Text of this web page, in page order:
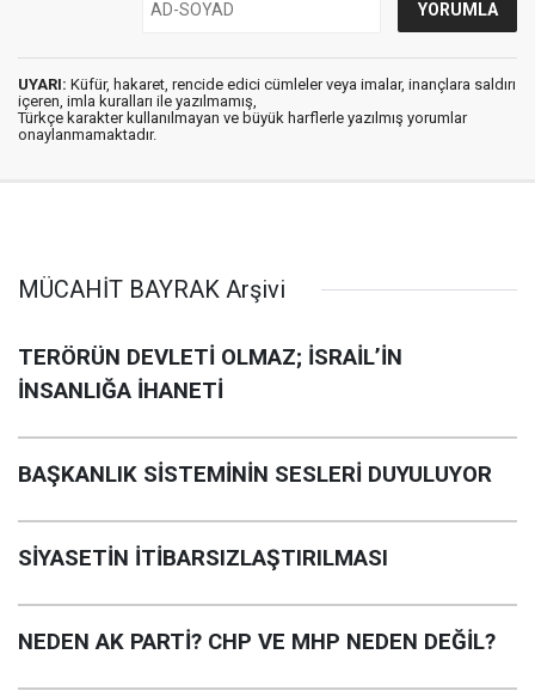
UYARI: Küfür, hakaret, rencide edici cümleler veya imalar, inançlara saldırı
içeren, imla kuralları ile yazılmamış,
Türkçe karakter kullanılmayan ve büyük harflerle yazılmış yorumlar
onaylanmamaktadır.
MÜCAHİT BAYRAK Arşivi
TERÖRÜN DEVLETİ OLMAZ; İSRAİL’İN
İNSANLIĞA İHANETİ
BAŞKANLIK SİSTEMİNİN SESLERİ DUYULUYOR
SİYASETİN İTİBARSIZLAŞTIRILMASI
NEDEN AK PARTİ? CHP VE MHP NEDEN DEĞİL?